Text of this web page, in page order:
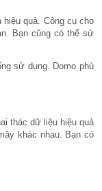
quả. Công cụ cho
Bạn cũng có thể sử
sử dụng. Domo phù
thác dữ liệu hiệu quả
khác nhau. Bạn có